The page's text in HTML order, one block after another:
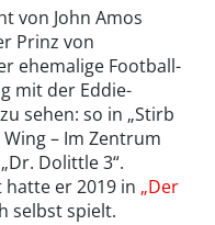
von John Amos
Prinz von
ehemalige Football-
mit der Eddie-
sehen: so in „Stirb
Wing – Im Zentrum
Dolittle 3“.
er 2019 in „Der
selbst spielt.